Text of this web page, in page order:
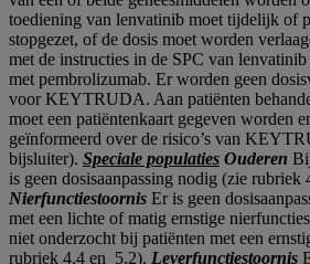
toediening van lenvatinib moet tijdelijk of
stopgezet, of de dosis moet worden
met de instructies in de SPC van
met pembrolizumab. Er worden geen
voor KEYTRUDA. Aan patiënten
moet een patiëntenkaart gegeven worden
geïnformeerd over de risico’s van
bijsluiter). Speciale populaties Ouderen
is geen dosisaanpassing nodig (zie rubriek
Nierfunctiestoornis Er is geen
met een lichte of matig ernstige
niet onderzocht bij patiënten met een
rubriek 4.4 en 5.2). Leverfunctiestoornis